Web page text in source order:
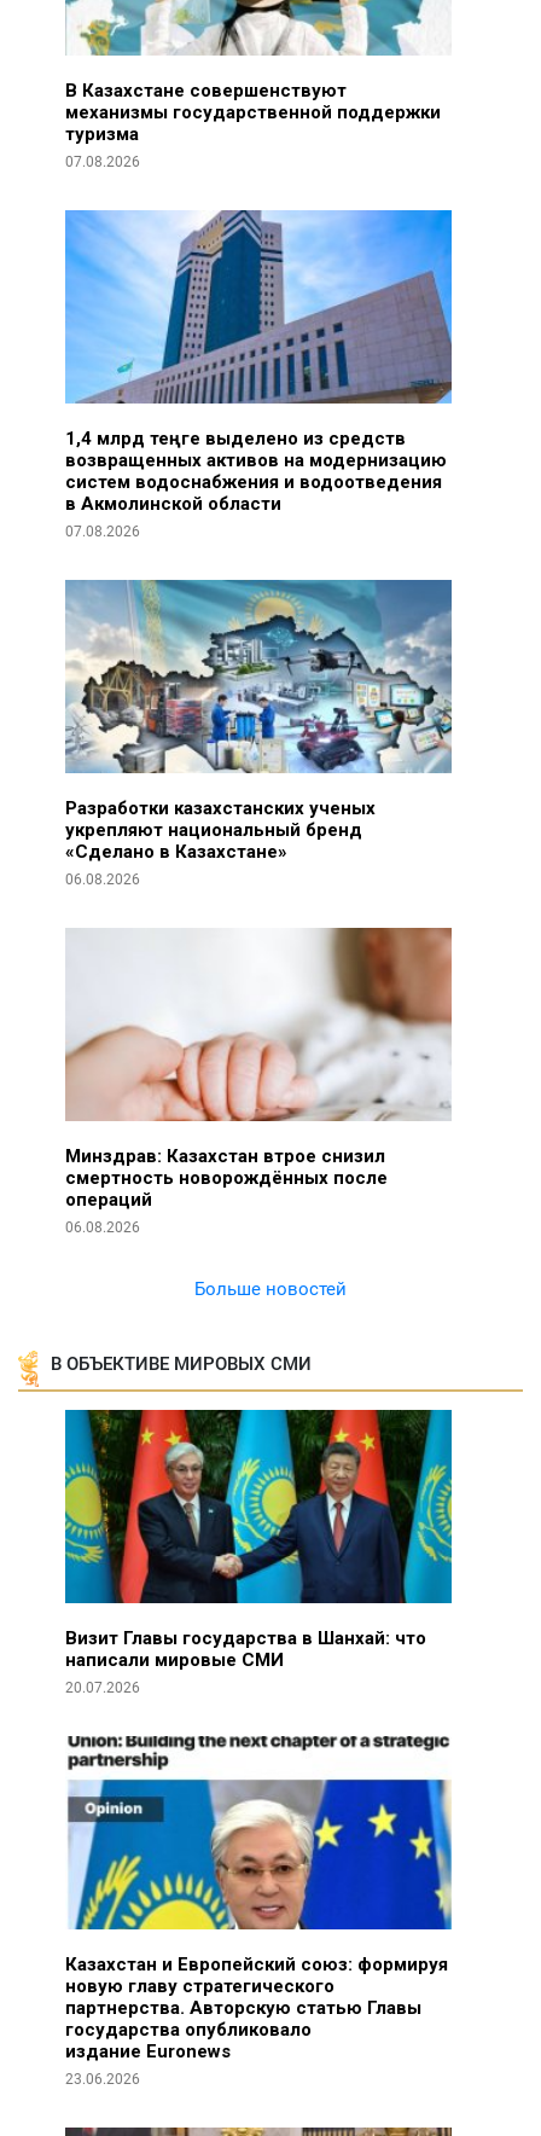
В Казахстане совершенствуют
механизмы государственной поддержки
туризма
07.08.2026
1,4 млрд теңге выделено из средств
возвращенных активов на модернизацию
систем водоснабжения и водоотведения
в Акмолинской области
07.08.2026
Разработки казахстанских ученых
укрепляют национальный бренд
«Сделано в Казахстане»
06.08.2026
Минздрав: Казахстан втрое снизил
смертность новорождённых после
операций
06.08.2026
Больше новостей
В ОБЪЕКТИВЕ МИРОВЫХ СМИ
Визит Главы государства в Шанхай: что
написали мировые СМИ
20.07.2026
Казахстан и Европейский союз: формируя
новую главу стратегического
партнерства. Авторскую статью Главы
государства опубликовало
издание Euronews
23.06.2026